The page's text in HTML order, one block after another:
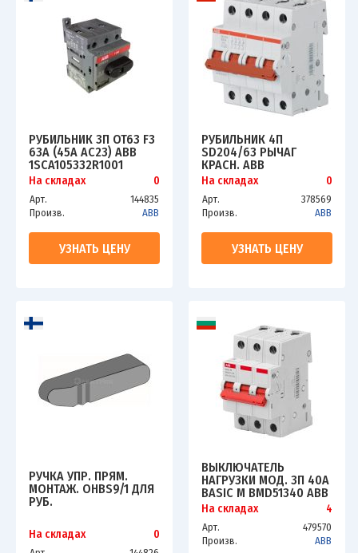
РУБИЛЬНИК 3П OT63 F3
63A (45A AC23) ABB
1SCA105332R1001
На складах 0
Арт.
144835
Произв.
ABB
УЗНАТЬ ЦЕНУ
РУБИЛЬНИК 4П
SD204/63 РЫЧАГ
КРАСН. ABB
2CDD284101R0063
На складах 0
Арт.
378569
Произв.
ABB
УЗНАТЬ ЦЕНУ
РУЧКА УПР. ПРЯМ.
МОНТАЖ. OHBS9/1 ДЛЯ
РУБ.
ЧЕРН. ABB
1SCA108689R1001
На складах 0
ВЫКЛЮЧАТЕЛЬ
НАГРУЗКИ МОД. 3П 40А
BASIC M BMD51340 ABB
2CDD643051R0040
На складах 4
Арт.
479570
Произв.
ABB